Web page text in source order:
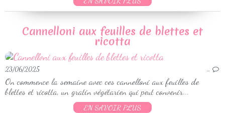
Cannelloni aux feuilles de blettes et
ricotta
23/06/2025 …
On commence la semaine avec ces cannelloni aux feuilles de
blettes et ricotta, un gratin végétarien qui peut convenir...
EN SAVOIR PLUS